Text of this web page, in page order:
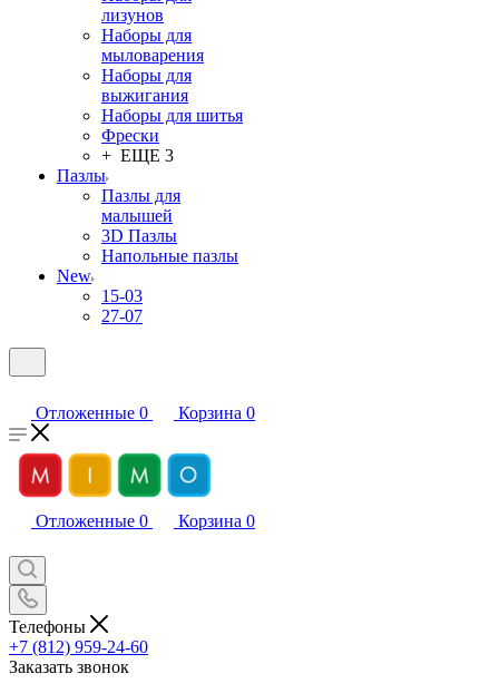
лизунов
Наборы для
мыловарения
Наборы для
выжигания
Наборы для шитья
Фрески
+ ЕЩЕ 3
Пазлы
Пазлы для
малышей
3D Пазлы
Напольные пазлы
New
15-03
27-07
Отложенные 0 Корзина 0
Отложенные 0 Корзина 0
Телефоны
+7 (812) 959-24-60
Заказать звонок